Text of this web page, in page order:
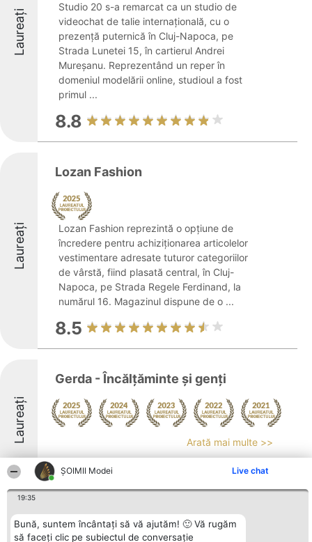
ȘOIMII Modei Live chat
19:35
Bună, suntem încântați să vă ajutăm! 🙂 Vă rugăm
să faceți clic pe subiectul de conversație
Laureați
Studio 20 s-a remarcat ca un studio de
videochat de talie internațională, cu o
prezență puternică în Cluj-Napoca, pe
Strada Lunetei 15, în cartierul Andrei
Mureșanu. Reprezentând un reper în
domeniul modelării online, studioul a fost
primul ...
8.8
Laureați
Lozan Fashion
Lozan Fashion reprezintă o opțiune de
încredere pentru achiziționarea articolelor
vestimentare adresate tuturor categoriilor
de vârstă, fiind plasată central, în Cluj-
Napoca, pe Strada Regele Ferdinand, la
numărul 16. Magazinul dispune de o ...
8.5
Laureați
Gerda - Încălţăminte şi genţi
Arată mai multe >>
8.5
The Mill Hand-MADE for life